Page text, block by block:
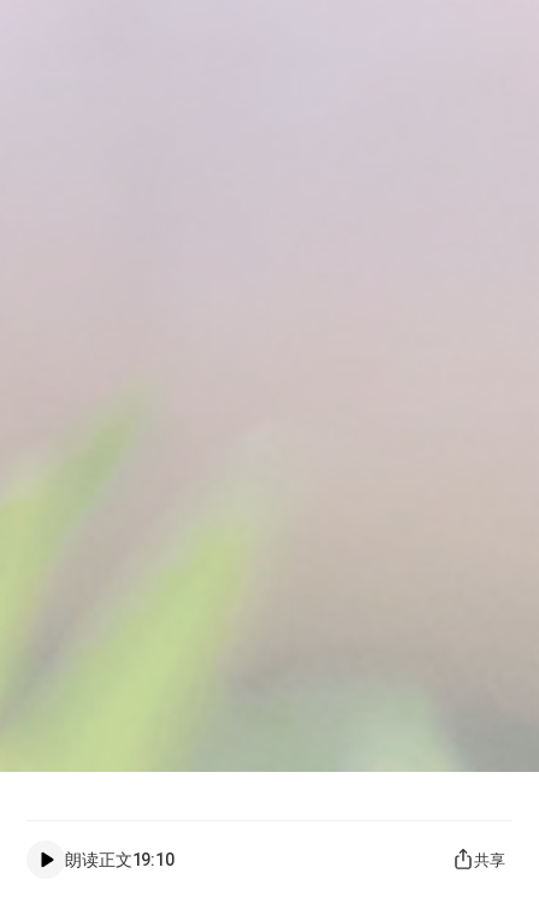
朗读正文19:10 共享